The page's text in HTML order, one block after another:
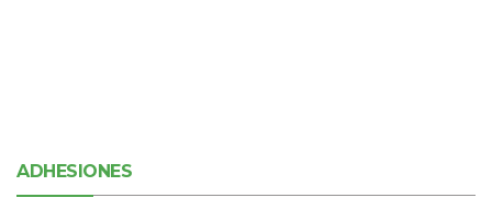
ADHESIONES